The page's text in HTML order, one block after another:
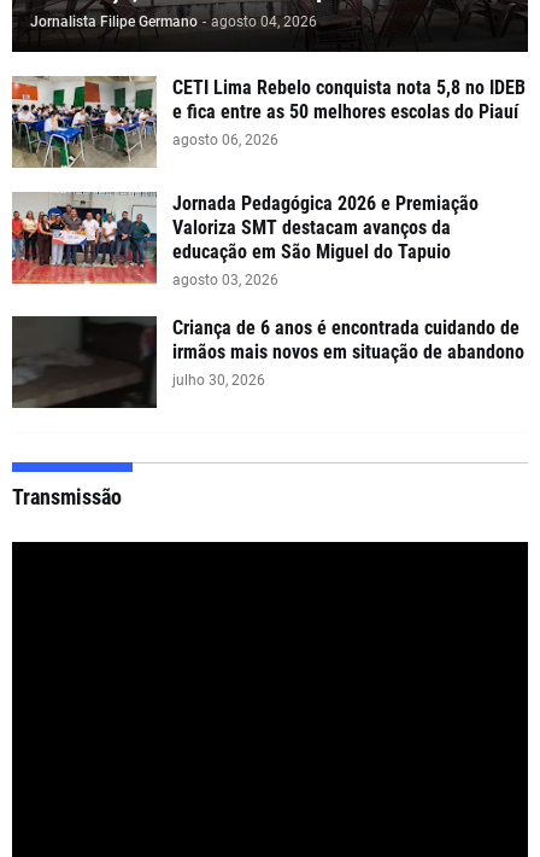
Jornalista Filipe Germano - agosto 04, 2026
CETI Lima Rebelo conquista nota 5,8 no IDEB
e fica entre as 50 melhores escolas do Piauí
agosto 06, 2026
Jornada Pedagógica 2026 e Premiação
Valoriza SMT destacam avanços da
educação em São Miguel do Tapuio
agosto 03, 2026
Criança de 6 anos é encontrada cuidando de
irmãos mais novos em situação de abandono
julho 30, 2026
Transmissão